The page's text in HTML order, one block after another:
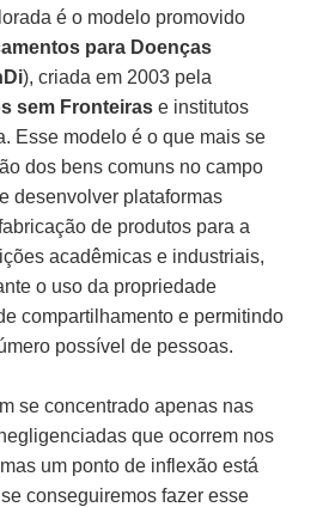
é o modelo promovido
para Doenças
), criada em 2003 pela
sem Fronteiras e institutos
Esse modelo é o que mais se
dos bens comuns no campo
desenvolver plataformas
de produtos para a
acadêmicas e industriais,
o uso da propriedade
compartilhamento e permitindo
possível de pessoas.
se concentrado apenas nas
que ocorrem nos
um ponto de inflexão está
conseguiremos fazer esse